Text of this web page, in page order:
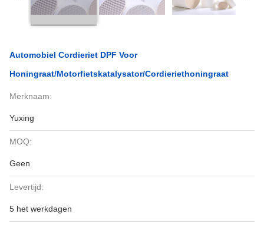
Automobiel Cordieriet DPF Voor
Honingraat/motorfietskatalysator/cordieriethoningraat
Merknaam:
Yuxing
MOQ:
Geen
Levertijd:
5 het werkdagen